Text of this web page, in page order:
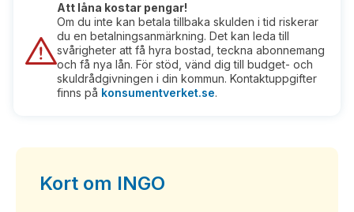
Att låna kostar pengar!
Om du inte kan betala tillbaka skulden i tid riskerar
du en betalningsanmärkning. Det kan leda till
svårigheter att få hyra bostad, teckna abonnemang
och få nya lån. För stöd, vänd dig till budget- och
skuldrådgivningen i din kommun. Kontaktuppgifter
finns på konsumentverket.se.
Kort om INGO